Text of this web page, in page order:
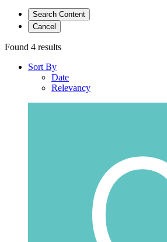
Search Content
Cancel
Found 4 results
Sort By
Date
Relevancy